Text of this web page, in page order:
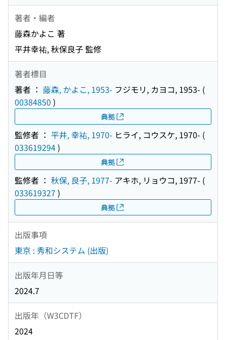
著者・編者
藤森かよこ 著
平井幸祐, 秋保良子 監修
著者標目
著者 ： 藤森, かよこ, 1953- フジモリ, カヨコ, 1953- (
00384850 )
典拠
監修者 ： 平井, 幸祐, 1970- ヒライ, コウスケ, 1970- (
033619294)
典拠
監修者 ： 秋保, 良子, 1977- アキホ, リョウコ, 1977- (
033619327 )
典拠
出版事項
東京 : 秀和システム (出版)
出版年月日等
2024.7
出版年（W3CDTF）
2024